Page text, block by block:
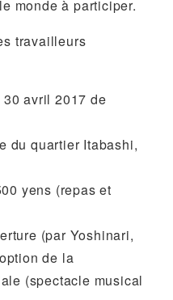
monde à participer.
travailleurs
avril 2017 de
du quartier Itabashi,
yens (repas et
(par Yoshinari,
de la
(spectacle musical